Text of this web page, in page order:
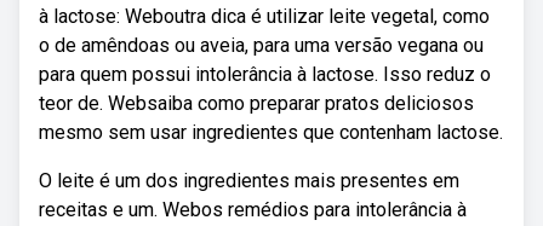
à lactose: Weboutra dica é utilizar leite vegetal, como
o de amêndoas ou aveia, para uma versão vegana ou
para quem possui intolerância à lactose. Isso reduz o
teor de. Websaiba como preparar pratos deliciosos
mesmo sem usar ingredientes que contenham lactose.
O leite é um dos ingredientes mais presentes em
receitas e um. Webos remédios para intolerância à